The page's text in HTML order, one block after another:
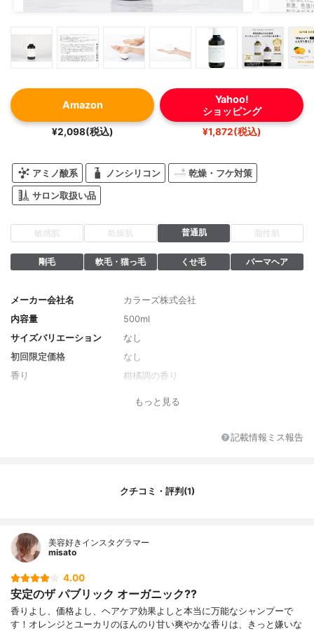
Amazon
¥2,098(税込)
Yahoo!
ショッピング
¥1,872(税込)
アミノ酸系 ノンシリコン 乾燥・フケ対策
サロン取扱い品
敏感肌 乾燥肌 普通肌 脂性肌
剛毛 軟毛・猫っ毛 くせ毛 パーマヘア
メーカー会社名
カラーズ株式会社
内容量
500ml
サイズバリエーション
なし
初回限定価格
なし
香り
柑橘調の香り
水、アロエベラ液汁、コカミドプロピルベ
タイン、ココイルグルタミン酸2Na、コカ
塩化Na、オレンジ油、ユーカリ油、ラバン
ココイルグルタミン酸Na、オリーブ果実
酸、ヨモギ葉エキス、プロパンジオール、
ダー水、ヒポファエラムノイデス果実油
もっと見る
記載情報ミス報告
クチコミ・評判(1)
美容好きインスタグラマー
misato
4.00
安定のザ パブリック オーガニック??
香りよし、価格よし、ヘアケア効果よしと本当に万能なシャンプーで
す！オレンジとユーカリのほんのり甘い爽やかな香りは、きっと嫌いな